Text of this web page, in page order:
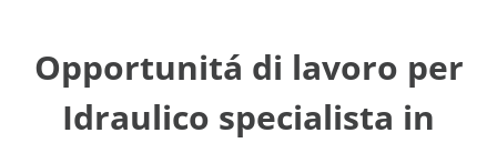
Opportunitá di lavoro per
Idraulico specialista in